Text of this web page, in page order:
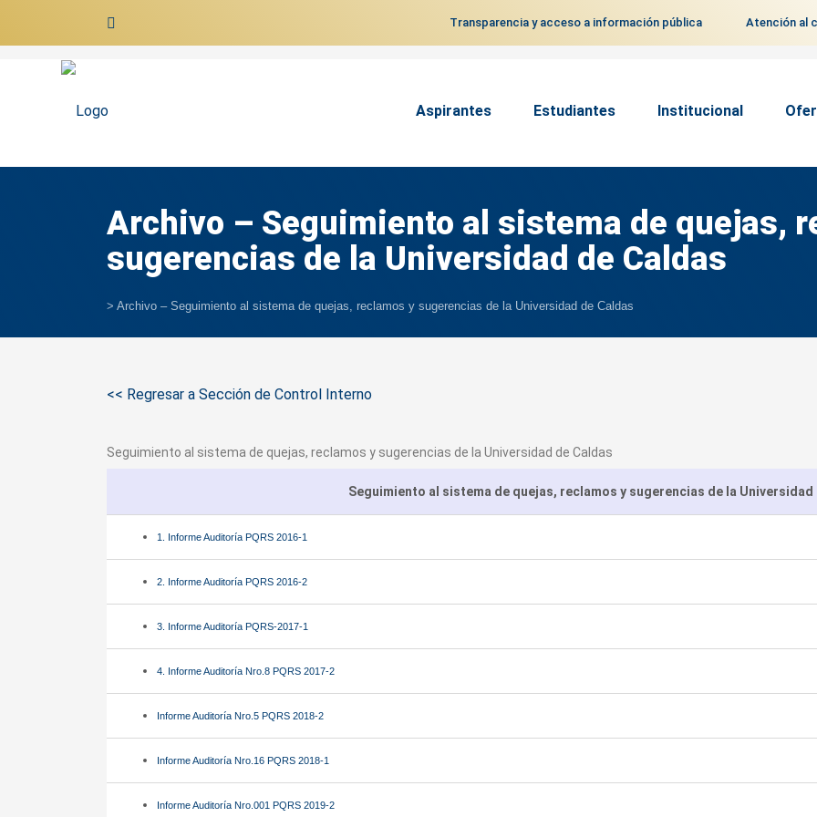
Transparencia y acceso a información pública Atención al
Aspirantes Estudiantes Institucional
> Archivo – Seguimiento al sistema de quejas, reclamos y sugerencias de la Universidad de Caldas
Archivo – Seguimiento al sistema de quejas,
sugerencias de la Universidad de Caldas
<< Regresar a Sección de Control Interno
Seguimiento al sistema de quejas, reclamos y sugerencias de la Universidad de Caldas
Seguimiento al sistema de quejas, reclamos y sugerencias de la Universidad
1. Informe Auditoría PQRS 2016-1
2. Informe Auditoría PQRS 2016-2
3. Informe Auditoría PQRS-2017-1
4. Informe Auditoría Nro.8 PQRS 2017-2
Informe Auditoría Nro.5 PQRS 2018-2
Informe Auditoría Nro.16 PQRS 2018-1
Informe Auditoría Nro.001 PQRS 2019-2